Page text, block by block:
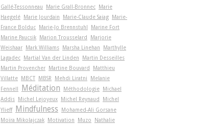
Gallé-Tessonneau
Marie Grall-Bronnec Marie
Haegelé Marie Jourdain Marie-Claude Saiag Marie-
France Bolduc Marie-Jo Brennstuhl
Marine Fort
Marine Paucsik Marion Trousselard
Marjorie
Weishaar Mark Williams Marsha Linehan
Marthylle
Lagadec Martial Van der Linden
Martin Desseilles
Martin Provencher Martine Bouvard
Matthieu
Villatte MBCT MBSR Mehdi Liratni
Melanie
Fennell
Méditation Méthodologie Michael
Addis Michel Lejoyeux Michel Reynaud
Michel
Ylieff
Mindfulness
Mohamed-Ali Gorsane
Moïra Mikolajczak Motivation Muzo
Nathalie